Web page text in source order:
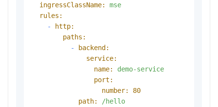
ingressClassName:
mse
rules:
-
http:
paths:
-
backend:
service:
name:
demo-service
port:
number:
80
path:
/hello